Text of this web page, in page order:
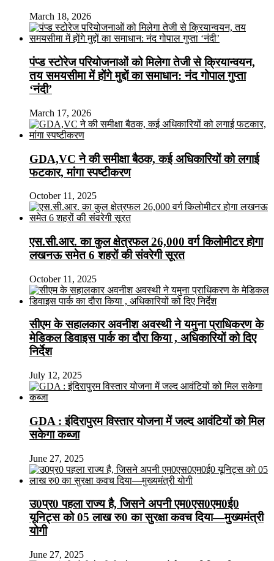
March 18, 2026
पंप्ड स्टोरेज परियोजनाओं को मिलेगा तेजी से क्रियान्वयन,
तय समयसीमा में होंगे मुद्दों का समाधान: नंद गोपाल गुप्ता
‘नंदी’
March 17, 2026
GDA,VC ने की समीक्षा बैठक, कई अधिकारियों को लगाई
फटकार, मांगा स्पष्टीकरण
October 11, 2025
एस.सी.आर. का कुल क्षेत्रफल 26,000 वर्ग किलोमीटर होगा
लखनऊ समेत 6 शहरों की संवरेगी सूरत
October 11, 2025
सीएम के सहालकार अवनीश अवस्थी ने यमुना प्राधिकरण के
मेडिकल डिवाइस पार्क का दौरा किया , अधिकारियों को दिए
निर्देश
July 12, 2025
GDA : इंदिरापुरम विस्तार योजना में जल्द आवंटियों को मिल
सकेगा कब्जा
June 27, 2025
उ0प्र0 पहला राज्य है, जिसने अपनी एम0एस0एम0ई0
यूनिट्स को 05 लाख रु0 का सुरक्षा कवच दिया—मुख्यमंत्री
योगी
June 27, 2025